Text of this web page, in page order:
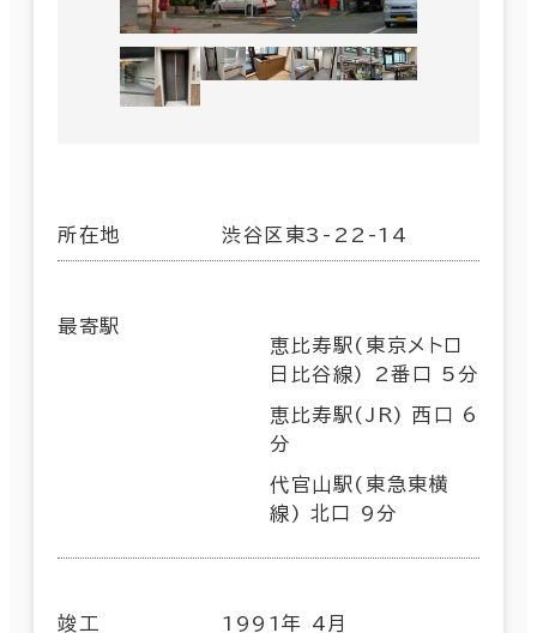
所在地 渋谷区東3-22-14
最寄駅
恵比寿駅(東京メトロ
日比谷線) 2番口 5分
恵比寿駅(JR) 西口 6
分
代官山駅(東急東横
線) 北口 9分
竣工 1991年 4月